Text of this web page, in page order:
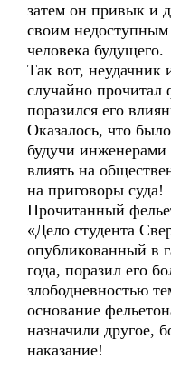
затем он привык и
своим
человека будущего.
Так вот, неудачник
случайно прочитал
поразился его
Оказалось, что
будучи инженерами
влиять на
на приговоры суда!
Прочитанный
«Дело студента
опубликованный в
года, поразил его
злободневностью
основание
назначили другое,
наказание!